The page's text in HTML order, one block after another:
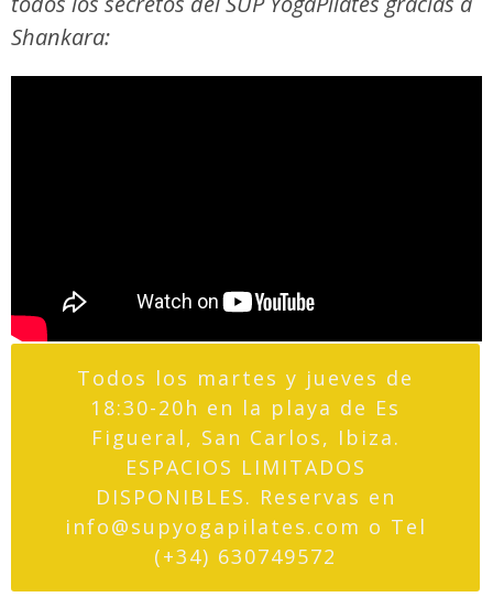
Shankara:
Todos los martes y jueves de
18:30-20h en la playa de Es
Figueral, San Carlos, Ibiza.
ESPACIOS LIMITADOS
DISPONIBLES. Reservas en
info@supyogapilates.com o Tel
(+34) 630749572